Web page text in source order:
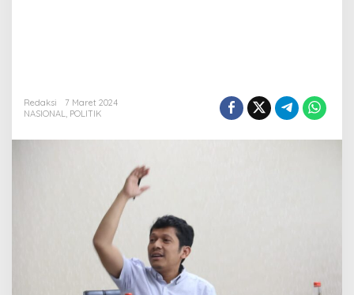
Redaksi
7 Maret 2024
NASIONAL, POLITIK